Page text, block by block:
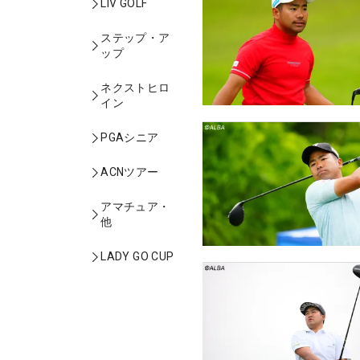
LIV GOLF
ステップ・ア
ップ
ネクストヒロ
イン
PGAシニア
ACNツアー
アマチュア・
他
LADY GO CUP